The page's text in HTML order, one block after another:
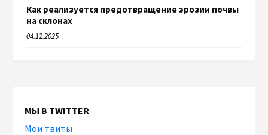
Как реализуется предотвращение эрозии почвы
на склонах
04.12.2025
МЫ В TWITTER
Мои твиты